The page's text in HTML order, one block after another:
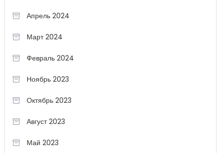
Апрель 2024
Март 2024
Февраль 2024
Ноябрь 2023
Октябрь 2023
Август 2023
Май 2023